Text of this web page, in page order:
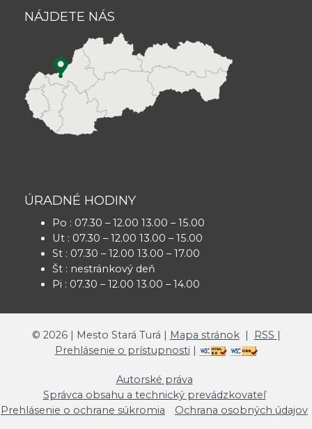
NÁJDETE NÁS
ÚRADNÉ HODINY
Po : 07.30 – 12.00 13.00 – 15.00
Ut : 07.30 – 12.00 13.00 – 15.00
St : 07.30 – 12.00 13.00 – 17.00
Št : nestránkový deň
Pi : 07.30 – 12.00 13.00 – 14.00
© 2026| Mesto Stará Turá | Mapa stránok| RSS |
Prehlásenie o prístupnosti |
Autorské práva
Správca obsahu a technický prevádzkovateľ
Prehlásenie o ochrane súkromia
Ochrana osobných údajov